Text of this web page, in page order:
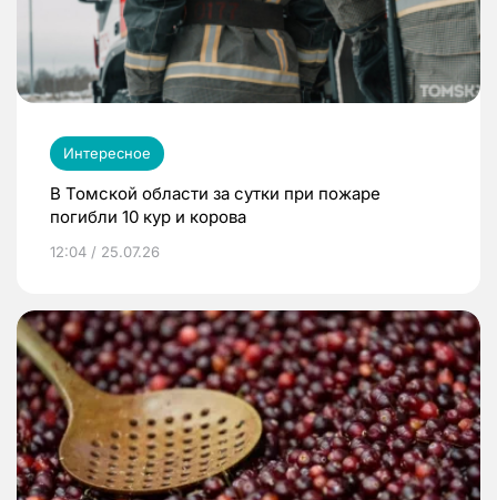
Интересное
В Томской области за сутки при пожаре
погибли 10 кур и корова
12:04 / 25.07.26